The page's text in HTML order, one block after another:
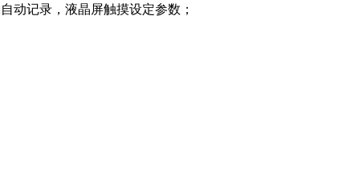
动记录，液晶屏触摸设定参数；